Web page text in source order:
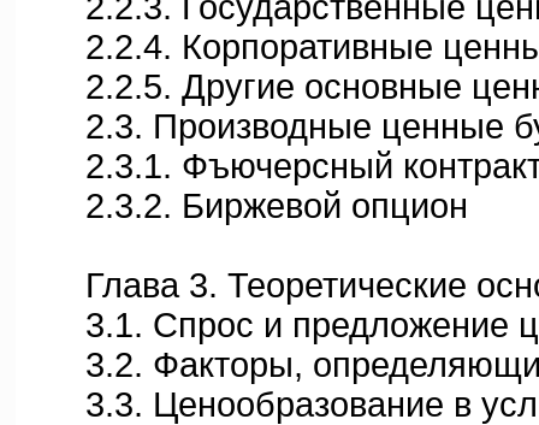
2.2.4. Корпоративные
2.2.5. Другие основные
2.3. Производные ценные
2.3.1. Фъючерсный
2.3.2. Биржевой опцион
Глава 3. Теоретические
3.1. Спрос и предложение
3.2. Факторы,
3.3. Ценообразование в